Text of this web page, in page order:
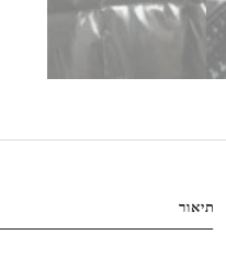
תיאור